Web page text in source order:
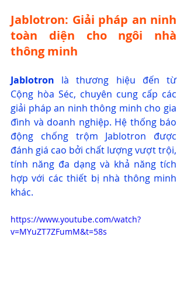
Jablotron: Giải pháp an ninh
toàn diện cho ngôi nhà
thông minh
Jablotron là thương hiệu đến từ
Cộng hòa Séc, chuyên cung cấp các
giải pháp an ninh thông minh cho gia
đình và doanh nghiệp. Hệ thống báo
động chống trộm Jablotron được
đánh giá cao bởi chất lượng vượt trội,
tính năng đa dạng và khả năng tích
hợp với các thiết bị nhà thông minh
khác.
https://www.youtube.com/watch?
v=MYuZT7ZFumM&t=58s